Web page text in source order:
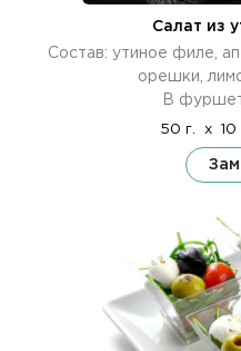
Салат из
Состав: утиное филе,
орешки,
В
50 г. x 10